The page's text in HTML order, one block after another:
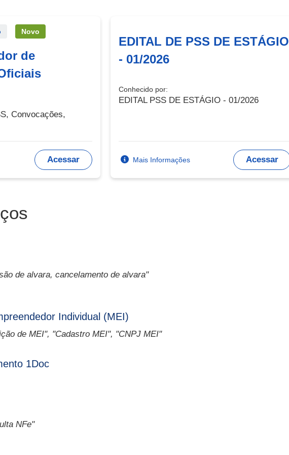
Novo
de
Convocações,
Acessar
EDITAL DE PSS DE ESTÁGIO
- 01/2026
Conhecido por:
EDITAL PSS DE ESTÁGIO - 01/2026
Mais Informações Acessar
de alvara, cancelamento de alvara"
Individual (MEI)
de MEI", "Cadastro MEI", "CNPJ MEI"
1Doc
NFe"